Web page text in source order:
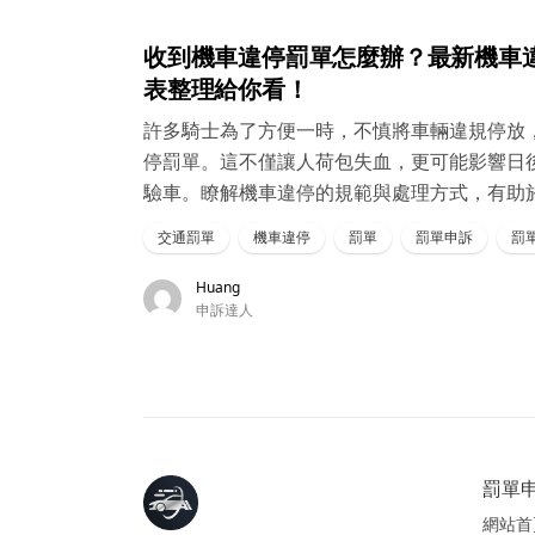
收到機車違停罰單怎麼辦？最新機車
表整理給你看！
許多騎士為了方便一時，不慎將車輛違規停放
停罰單。這不僅讓人荷包失血，更可能影響日
驗車。瞭解機車違停的規範與處理方式，有助
交通罰單 機車違停 罰單 罰單申訴 罰
Huang
申訴達人
罰單
網站